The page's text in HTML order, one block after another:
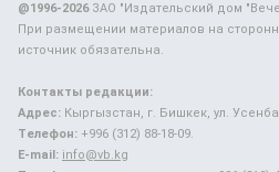
@1996-2026ЗАО "Издательский дом
При размещении материалов на
источник обязательна.
Контакты редакции:
Адрес: Кыргызстан, г. Бишкек, ул.
Телефон: +996 (312) 88-18-09.
E-mail: info@vb.kg